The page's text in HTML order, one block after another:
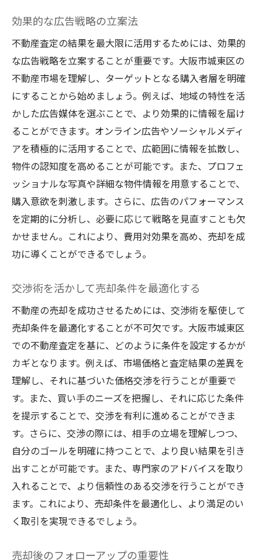
効果的な広告戦略の立案法
不動産査定の結果を最大限に活用するためには、効果的
な広告戦略を立案することが重要です。大阪市城東区の
不動産市場を理解し、ターゲットとなる購入者層を明確
にすることから始めましょう。例えば、地域の特性を活
かした広告媒体を選ぶことで、より効果的に情報を届け
ることができます。オンライン広告やソーシャルメディ
アを積極的に活用することで、広範囲に情報を拡散し、
物件の認知度を高めることが可能です。また、プロフェ
ッショナルな写真や詳細な物件情報を用意することで、
購入意欲を刺激します。さらに、広告のパフォーマンス
を定期的に分析し、必要に応じて戦略を見直すことも欠
かせません。これにより、費用対効果を高め、売却を成
功に導くことができるでしょう。
交渉術を活かして売却条件を最適化する
不動産の売却を成功させるためには、交渉術を駆使して
売却条件を最適化することが不可欠です。大阪市城東区
での不動産査定を基に、どのように条件を設定するかが
カギとなります。例えば、市場価格と査定結果の差異を
理解し、それに基づいた価格交渉を行うことが重要で
す。また、買い手のニーズを把握し、それに応じた条件
を提示することで、交渉を有利に進めることができま
す。さらに、交渉の際には、相手の立場を理解しつつ、
自分のゴールを明確に持つことで、より良い結果を引き
出すことが可能です。また、専門家のアドバイスを取り
入れることで、より信頼性のある交渉を行うことができ
ます。これにより、売却条件を最適化し、より満足のい
く取引を実現できるでしょう。
売却後のフォローアップの重要性